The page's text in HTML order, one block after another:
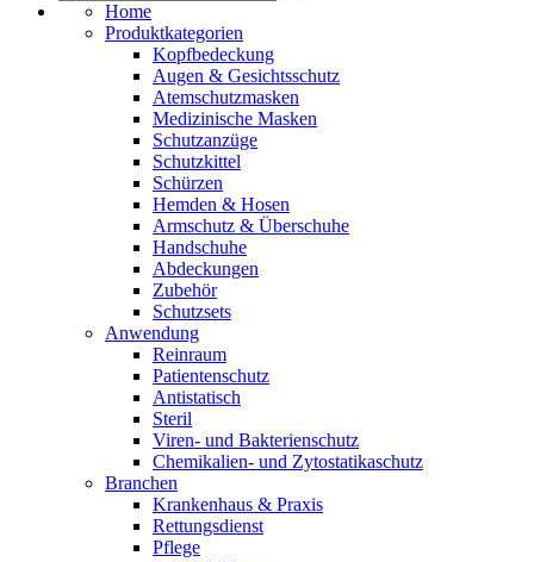
Home
Produktkategorien
Kopfbedeckung
Augen & Gesichtsschutz
Atemschutzmasken
Medizinische Masken
Schutzanzüge
Schutzkittel
Schürzen
Hemden & Hosen
Armschutz & Überschuhe
Handschuhe
Abdeckungen
Zubehör
Schutzsets
Anwendung
Reinraum
Patientenschutz
Antistatisch
Steril
Viren- und Bakterienschutz
Chemikalien- und Zytostatikaschutz
Branchen
Krankenhaus & Praxis
Rettungsdienst
Pflege